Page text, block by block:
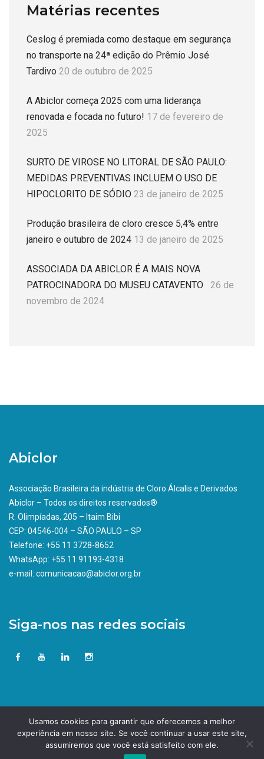
Matérias recentes
Ceslog é premiada como destaque em segurança
no transporte na 24ª edição do Prêmio José
Tardivo 20 de outubro de 2025
A Abiclor começa 2025 com uma liderança
renovada e focada no futuro! 17 de fevereiro de
2025
SURTO DE VIROSE NO LITORAL DE SÃO PAULO:
MEDIDAS PREVENTIVAS INCLUEM O USO DE
HIPOCLORITO DE SÓDIO 23 de janeiro de 2025
Produção brasileira de cloro cresce 5,4% entre
janeiro e outubro de 2024 13 de janeiro de 2025
ASSOCIADA DA ABICLOR É A MAIS NOVA
PATROCINADORA DO MUSEU CATAVENTO
26 de
novembro de 2024
Abiclor
Associação Brasileira da indústria de Cloro Álcalis e Derivados
Abiclor – Todos os direitos reservados®
R. Olimpíadas, 205 – Itaim Bibi
CEP: 04546-004 – SÃO PAULO – SP
Telefone: +55 11 3728-8652
WhatsApp: +55 11 91193-4318
e-mail: comunicacao@abiclor.org.br
Siga-nos nas redes sociais
Usamos cookies para garantir que oferecemos a melhor
experiência em nosso site. Se você continuar a usar este site,
assumiremos que você está satisfeito com ele.